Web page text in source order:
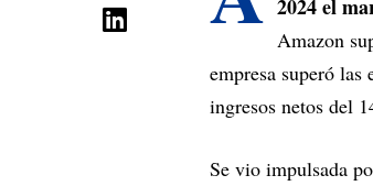
2024 el
Amazon
empresa superó
ingresos netos del
Se vio impulsada